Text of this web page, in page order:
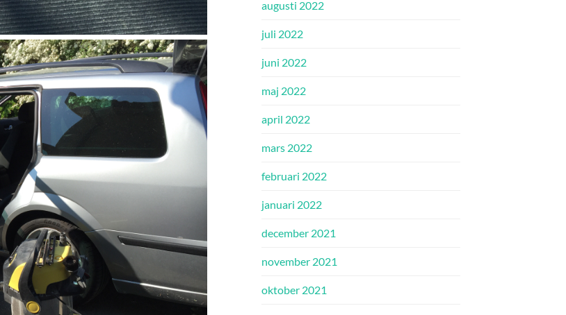
augusti 2022
juli 2022
juni 2022
maj 2022
april 2022
mars 2022
februari 2022
januari 2022
december 2021
november 2021
oktober 2021